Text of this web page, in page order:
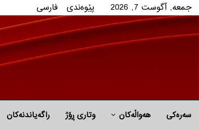
جمعه, آگوست 7, 2026 پێوه‌ندی فارسی
سەرەکی هه‌واڵه‌کان وتاری ڕۆژ راگه‌یاندنه‌كان